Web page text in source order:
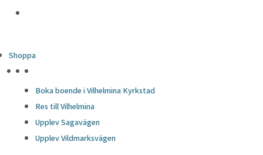
Shoppa
Boka boende i Vilhelmina Kyrkstad
Res till Vilhelmina
Upplev Sagavägen
Upplev Vildmarksvägen